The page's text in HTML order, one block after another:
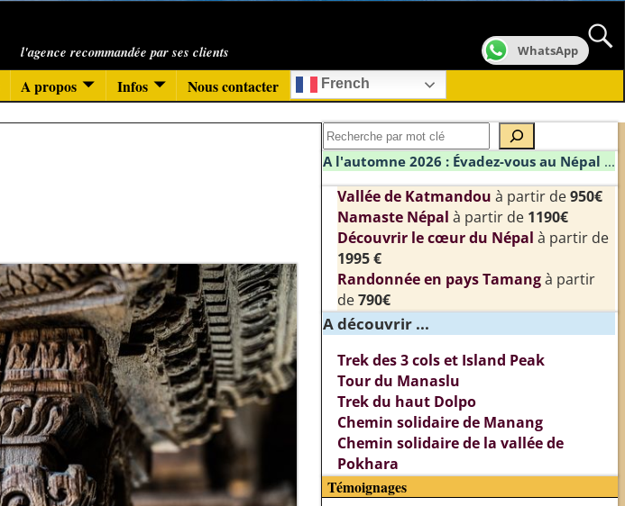
l'agence recommandée par ses clients
A propos Infos Nous contacter French
A l'automne 2026 : Évadez-vous au Népal ...
Vallée de Katmandou à partir de950€
Namaste Népal à partir de 1190€
Découvrir le cœur du Népal à partir de
1995 €
Randonnée en pays Tamangà partir
de790€
A découvrir ...
Trek des 3 cols et Island Peak
Tour du Manaslu
Trek du haut Dolpo
Chemin solidaire de Manang
Chemin solidaire de la vallée de
Pokhara
Témoignages
WhatsApp